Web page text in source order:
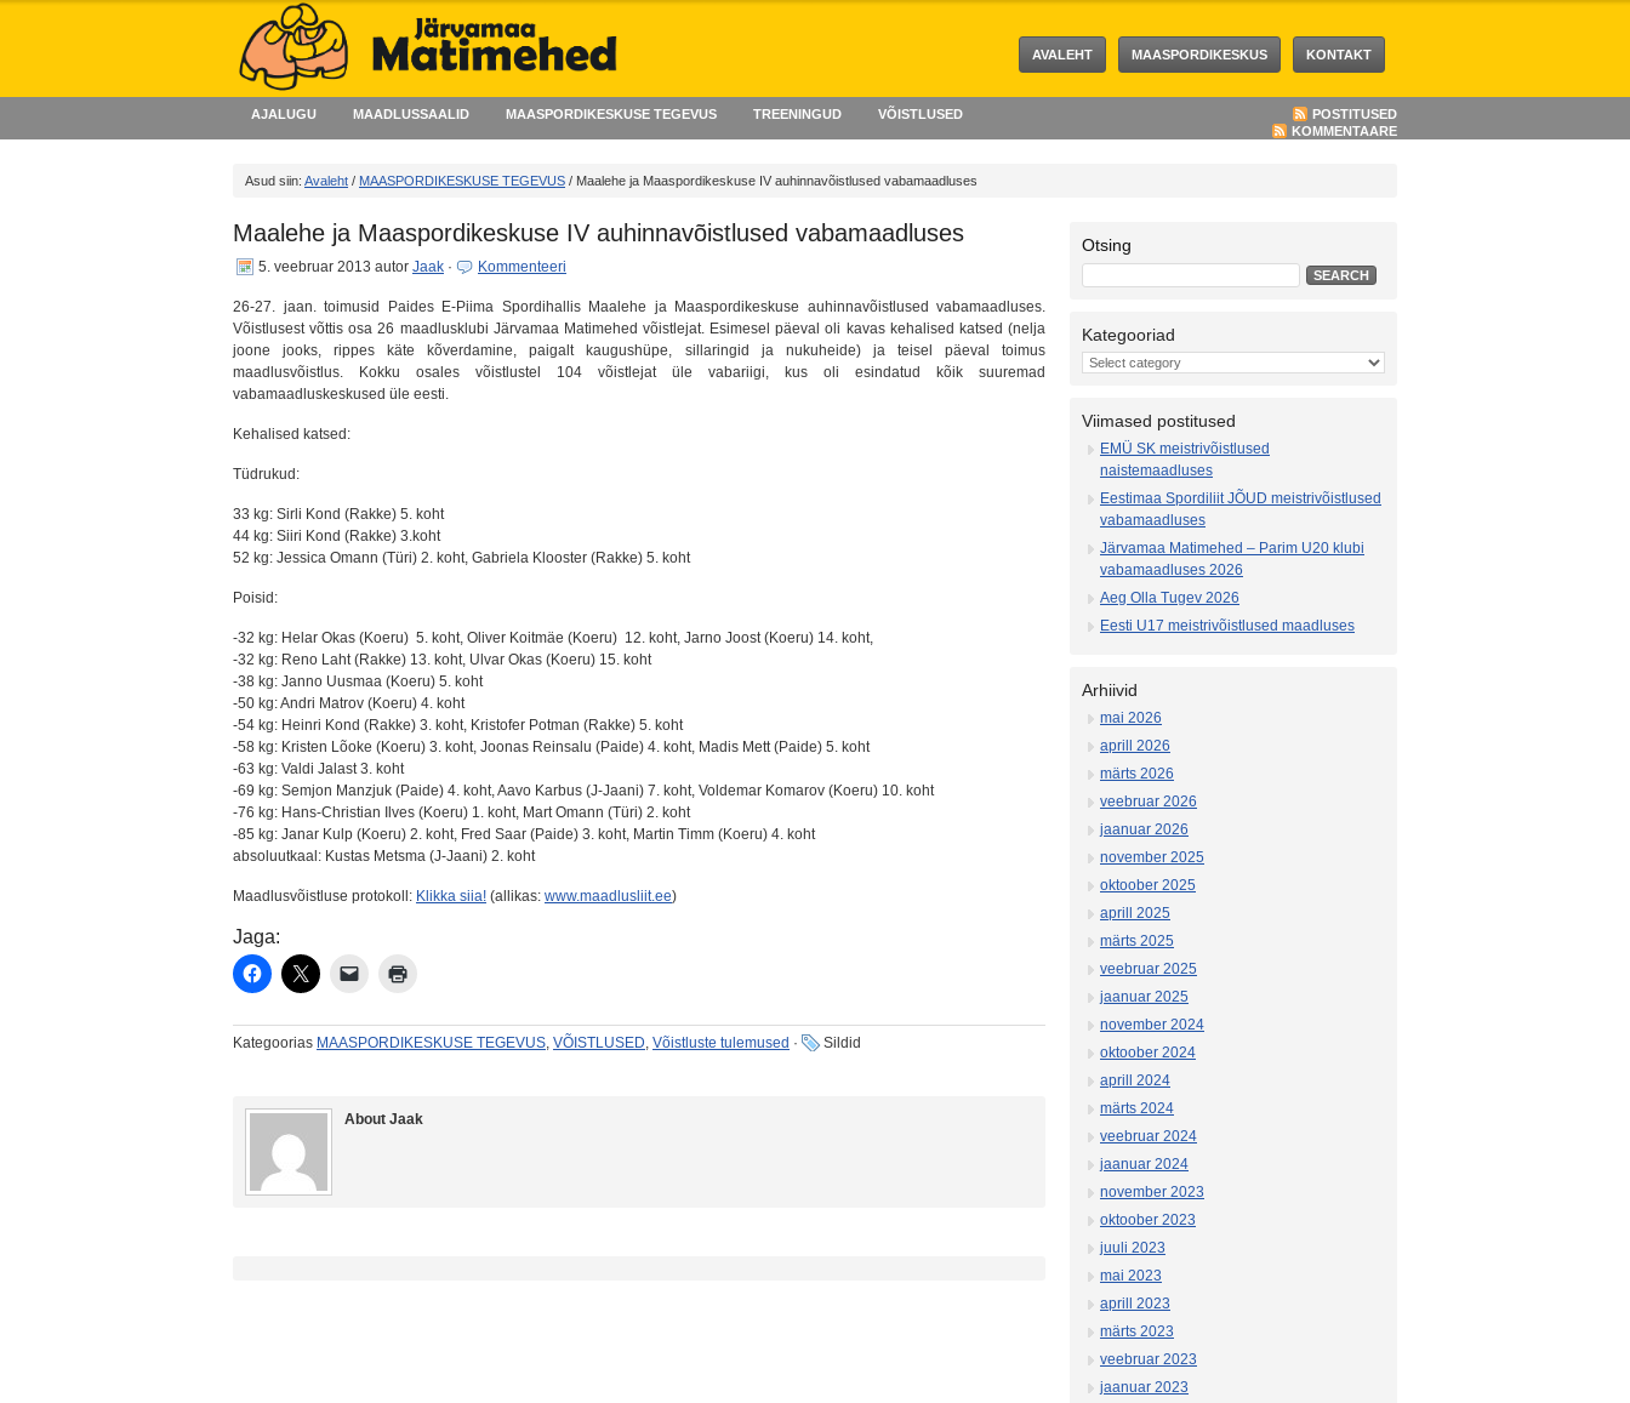
AVALEHT MAASPORDIKESKUS KONTAKT
AJALUGU MAADLUSSAALID MAASPORDIKESKUSE TEGEVUS TREENINGUD VÕISTLUSED
POSTITUSED
KOMMENTAARE
Asud siin: Avaleht / MAASPORDIKESKUSE TEGEVUS / Maalehe ja Maaspordikeskuse IV auhinnavõistlused vabamaadluses
Maalehe ja Maaspordikeskuse IV auhinnavõistlused vabamaadluses
5. veebruar 2013 autor Jaak · Kommenteeri
26-27. jaan. toimusid Paides E-Piima Spordihallis Maalehe ja Maaspordikeskuse auhinnavõistlused vabamaadluses.
Võistlusest võttis osa 26 maadlusklubi Järvamaa Matimehed võistlejat. Esimesel päeval oli kavas kehalised katsed (nelja
joone jooks, rippes käte kõverdamine, paigalt kaugushüpe, sillaringid ja nukuheide) ja teisel päeval toimus
maadlusvõistlus. Kokku osales võistlustel 104 võistlejat üle vabariigi, kus oli esindatud kõik suuremad
vabamaadluskeskused üle eesti.
Kehalised katsed:
Tüdrukud:
33 kg: Sirli Kond (Rakke) 5. koht
44 kg: Siiri Kond (Rakke) 3.koht
52 kg: Jessica Omann (Türi) 2. koht, Gabriela Klooster (Rakke) 5. koht
Poisid:
-32 kg: Helar Okas (Koeru) 5. koht, Oliver Koitmäe (Koeru) 12. koht, Jarno Joost (Koeru) 14. koht,
-32 kg: Reno Laht (Rakke) 13. koht, Ulvar Okas (Koeru) 15. koht
-38 kg: Janno Uusmaa (Koeru) 5. koht
-50 kg: Andri Matrov (Koeru) 4. koht
-54 kg: Heinri Kond (Rakke) 3. koht, Kristofer Potman (Rakke) 5. koht
-58 kg: Kristen Lõoke (Koeru) 3. koht, Joonas Reinsalu (Paide) 4. koht, Madis Mett (Paide) 5. koht
-63 kg: Valdi Jalast 3. koht
-69 kg: Semjon Manzjuk (Paide) 4. koht, Aavo Karbus (J-Jaani) 7. koht, Voldemar Komarov (Koeru) 10. koht
-76 kg: Hans-Christian Ilves (Koeru) 1. koht, Mart Omann (Türi) 2. koht
-85 kg: Janar Kulp (Koeru) 2. koht, Fred Saar (Paide) 3. koht, Martin Timm (Koeru) 4. koht
absoluutkaal: Kustas Metsma (J-Jaani) 2. koht
Maadlusvõistluse protokoll: Klikka siia! (allikas: www.maadlusliit.ee)
Jaga:
Kategoorias MAASPORDIKESKUSE TEGEVUS, VÕISTLUSED, Võistluste tulemused · Sildid
About Jaak
Otsing
Kategooriad
Viimased postitused
EMÜ SK meistrivõistlused
naistemaadluses
Eestimaa Spordiliit JÕUD meistrivõistlused
vabamaadluses
Järvamaa Matimehed – Parim U20 klubi
vabamaadluses 2026
Aeg Olla Tugev 2026
Eesti U17 meistrivõistlused maadluses
Arhiivid
mai 2026
aprill 2026
märts 2026
veebruar 2026
jaanuar 2026
november 2025
oktoober 2025
aprill 2025
märts 2025
veebruar 2025
jaanuar 2025
november 2024
oktoober 2024
aprill 2024
märts 2024
veebruar 2024
jaanuar 2024
november 2023
oktoober 2023
juuli 2023
mai 2023
aprill 2023
märts 2023
veebruar 2023
jaanuar 2023